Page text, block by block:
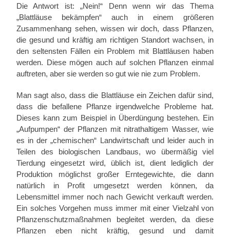
Die Antwort ist: „Nein!“ Denn wenn wir das Thema
„Blattläuse bekämpfen“ auch in einem größeren
Zusammenhang sehen, wissen wir doch, dass Pflanzen,
die gesund und kräftig am richtigen Standort wachsen, in
den seltensten Fällen ein Problem mit Blattläusen haben
werden. Diese mögen auch auf solchen Pflanzen einmal
auftreten, aber sie werden so gut wie nie zum Problem.
Man sagt also, dass die Blattläuse ein Zeichen dafür sind,
dass die befallene Pflanze irgendwelche Probleme hat.
Dieses kann zum Beispiel in Überdüngung bestehen. Ein
„Aufpumpen“ der Pflanzen mit nitrathaltigem Wasser, wie
es in der „chemischen“ Landwirtschaft und leider auch in
Teilen des biologischen Landbaus, wo übermäßig viel
Tierdung eingesetzt wird, üblich ist, dient lediglich der
Produktion möglichst großer Erntegewichte, die dann
natürlich in Profit umgesetzt werden können, da
Lebensmittel immer noch nach Gewicht verkauft werden.
Ein solches Vorgehen muss immer mit einer Vielzahl von
Pflanzenschutzmaßnahmen begleitet werden, da diese
Pflanzen eben nicht kräftig, gesund und damit